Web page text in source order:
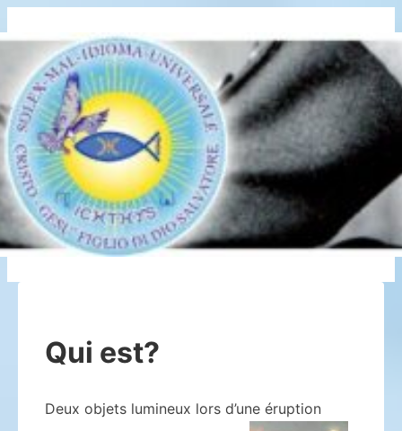
Saltar
contenido
principal
Qui est?
Deux objets lumineux lors d’une éruption